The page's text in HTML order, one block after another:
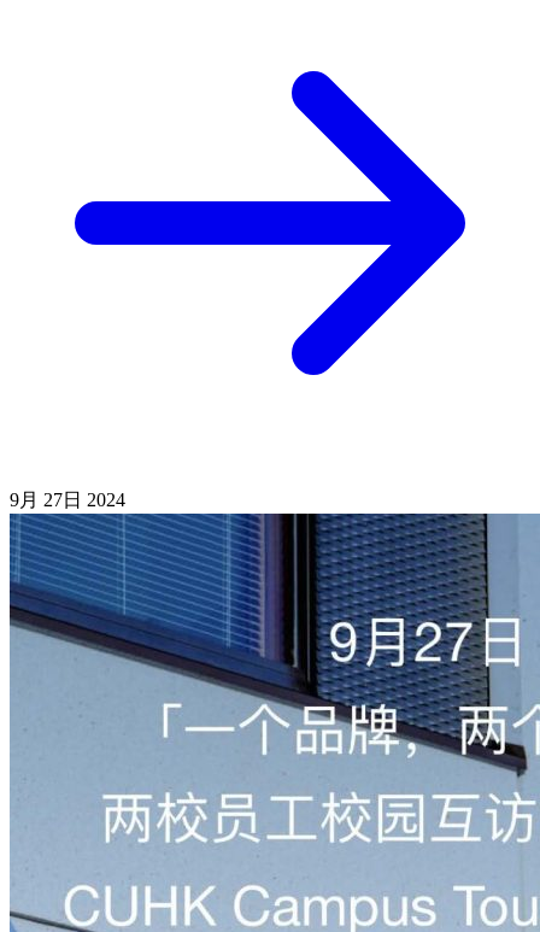
9月 27日 2024